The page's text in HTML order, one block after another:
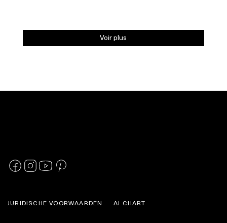
Voir plus
JURIDISCHE VOORWAARDEN AI CHART